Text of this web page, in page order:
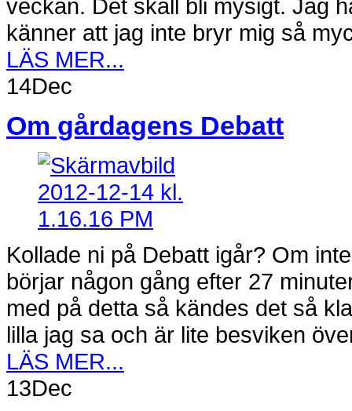
veckan. Det skall bli mysigt. Jag
känner att jag inte bryr mig så
LÄS MER...
14Dec
Om gårdagens Debatt
Kollade ni på Debatt igår? Om
börjar någon gång efter 27
med på detta så kändes det så
lilla jag sa och är lite besviken
LÄS MER...
13Dec